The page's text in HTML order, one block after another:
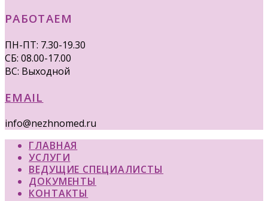
РАБОТАЕМ
ПН-ПТ: 7.30-19.30
СБ: 08.00-17.00
ВС: Выходной
EMAIL
info@nezhnomed.ru
ГЛАВНАЯ
УСЛУГИ
ВЕДУЩИЕ СПЕЦИАЛИСТЫ
ДОКУМЕНТЫ
КОНТАКТЫ